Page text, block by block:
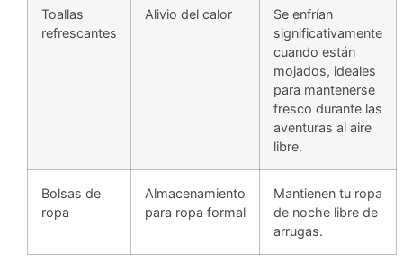
Toallas
refrescantes
Alivio del calor
Se enfrían
significativamente
cuando están
mojados, ideales
para mantenerse
fresco durante las
aventuras al aire
libre.
Bolsas de
ropa
Almacenamiento
para ropa formal
Mantienen tu ropa
de noche libre de
arrugas.